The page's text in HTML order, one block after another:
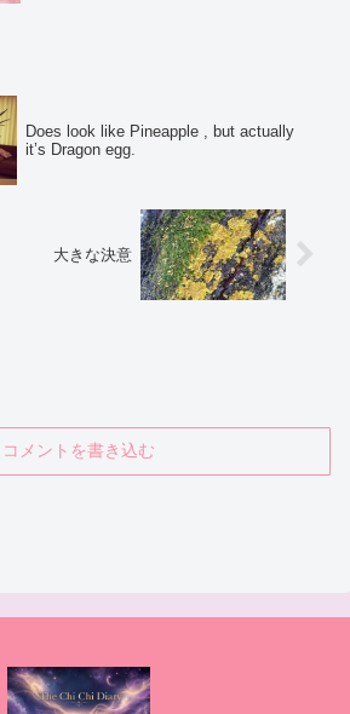
Does look like Pineapple , but actually
it’s Dragon egg.
大きな決意
コメントを書き込む